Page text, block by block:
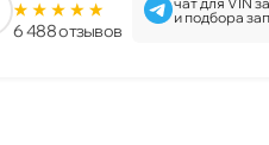
6 488 отзыво
и подбора